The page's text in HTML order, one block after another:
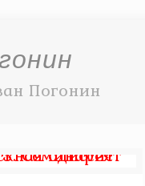
Погонин